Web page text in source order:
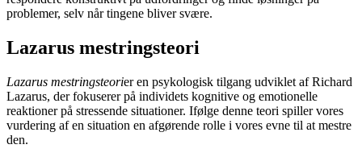
problemer, selv når tingene bliver svære.
Lazarus mestringsteori
Lazarus mestringsteorier en psykologisk tilgang udviklet af Richard
Lazarus, der fokuserer på individets kognitive og emotionelle
reaktioner på stressende situationer. Ifølge denne teori spiller vores
vurdering af en situation en afgørende rolle i vores evne til at mestre
den.